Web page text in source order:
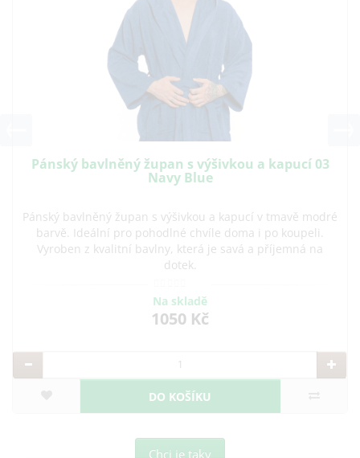
Pánský bavlněný župan s výšivkou a kapucí 03
Navy Blue
Pánský bavlněný župan s výšivkou a kapucí v tmavě modré
barvě. Ideální pro pohodlné chvíle doma i po koupeli.
Vyroben z kvalitní bavlny, která je savá a příjemná na
dotek.
Na skladě
1050 Kč
DO KOŠÍKU
Chci je taky